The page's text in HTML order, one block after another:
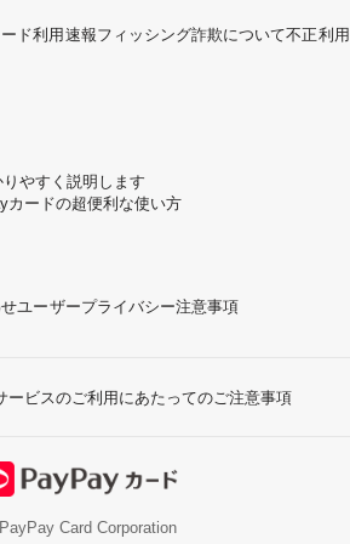
ド利用速報フィッシング詐欺について不正利
やすく説明します
カードの超便利な使い方
ユーザープライバシー注意事項
ービスのご利用にあたってのご注意事項
Card Corporation